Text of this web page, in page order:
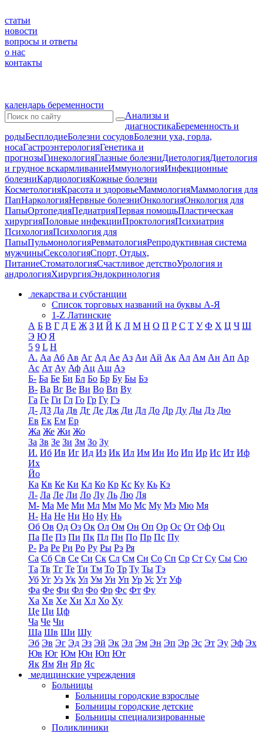
статьи
новости
вопросы и ответы
о нас
контакты
календарь беременности
Анализы и
диагностикаБеременность и
родыБесплодиеБолезни сосудовБолезни уха, горла,
носаГастроэнтерологияГенетика и
прогнозыГинекологияГлазные болезниДиетологияДиетология
и грудное вскармливаниеИммунологияИнфекционные
болезниКардиологияКожные болезни
КосметологияКрасота и здоровьеМаммологияМаммология для
ПапНаркологияНервные болезниОнкологияОнкология для
ПапыОртопедияПедиатрияПервая помощьПластическая
хирургияПоловые инфекцииПроктологияПсихиатрия
ПсихологияПсихология для
ПапыПульмонологияРевматологияРепродуктивная система
мужчиныСексологияСпорт, Отдых,
ПитаниеСтоматологияСчастливое детствоУрология и
андрологияХирургияЭндокринология
лекарства и субстанции
Список торговых названий на буквы А-Я
1-Z Латинские
А Б В Г Д Е Ж З И Й К Л М Н О П Р С Т У Ф Х Ц Ч Ш
Э Ю Я
5 9 L H
А. Аа Аб Ав Аг Ад Ае Аз Аи Ай Ак Ал Ам Ан Ап Ар
Ас Ат Ау Аф Ац Аш Аэ
Б- Ба Бе Би Бл Бо Бр Бу Бы Бэ
В- Ва Вг Ве Ви Во Вп Ву
Га Ге Ги Гл Го Гр Гу Гэ
Д- Д3 Да Дв Дг Де Дж Ди Дл До Др Ду Ды Дэ Дю
Ев Ек Ем Ер
Жа Же Жи Жо
За Зв Зе Зи Зм Зо Зу
И. Иб Ив Иг Ид Из Ик Ил Им Ин Ио Ип Ир Ис Ит Иф
Их
Йо
Ка Кв Ке Ки Кл Ко Кр Кс Ку Кь Кэ
Л- Ла Ле Ли Ло Лу Ль Лю Ля
М- Ма Ме Ми Мл Мм Мо Мс Му Мэ Мю Мя
Н- На Не Ни Но Ну Нь
Об Ов Од Оз Ок Ол Ом Он Оп Ор Ос От Оф Оц
Па Пе Пз Пи Пк Пл Пн По Пр Пс Пу
Р- Ра Ре Ри Ро Ру Ры Рэ Ря
Са Сб Св Се Си Ск Сл См Сн Со Сп Ср Ст Су Сы Сю
Та Тв Тг Те Ти Тм То Тр Ту Ты Тэ
Уб Уг Уз Ук Ул Ум Ун Уп Ур Ус Ут Уф
Фа Фе Фи Фл Фо Фр Фс Фт Фу
Ха Хв Хе Хи Хл Хо Ху
Це Ци Цф
Ча Че Чи
Ша Шв Ши Шу
Эб Эв Эг Эд Эз Эй Эк Эл Эм Эн Эп Эр Эс Эт Эу Эф Эх
Юв Юг Юм Юн Юп Ют
Як Ям Ян Яр Яс
медицинские учреждения
Больницы
Больницы городские взрослые
Больницы городские детские
Больницы специализированные
Поликлиники